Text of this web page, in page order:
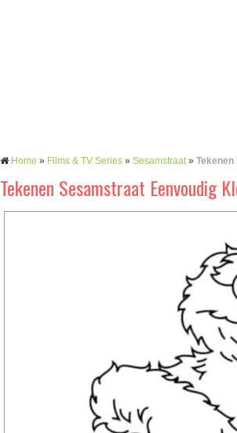
Home » Films & TV Series » Sesamstraat»
Tekenen Sesamstraat Eenvoudig